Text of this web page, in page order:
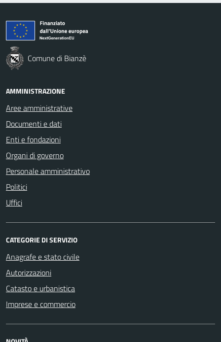
Comune di Bianzè
AMMINISTRAZIONE
Aree amministrative
Documenti e dati
Enti e fondazioni
Organi di governo
Personale amministrativo
Politici
Uffici
CATEGORIE DI SERVIZIO
Anagrafe e stato civile
Autorizzazioni
Catasto e urbanistica
Imprese e commercio